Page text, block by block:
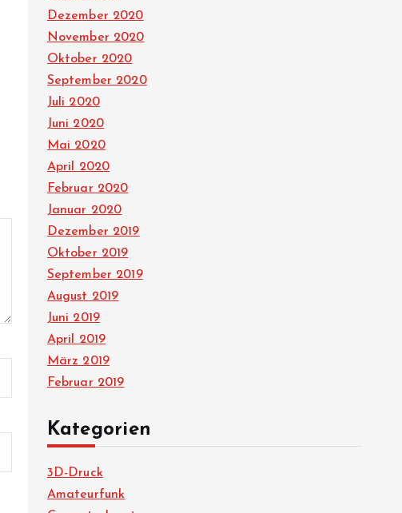
Dezember 2020
November 2020
Oktober 2020
September 2020
Juli 2020
Juni 2020
Mai 2020
April 2020
Februar 2020
Januar 2020
Dezember 2019
Oktober 2019
September 2019
August 2019
Juni 2019
April 2019
März 2019
Februar 2019
Kategorien
3D-Druck
Amateurfunk